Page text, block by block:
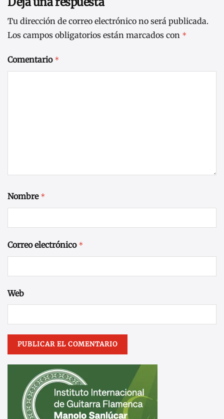
Tu dirección de correo electrónico no será publicada.
Los campos obligatorios están marcados con *
Comentario *
Nombre *
Correo electrónico *
Web